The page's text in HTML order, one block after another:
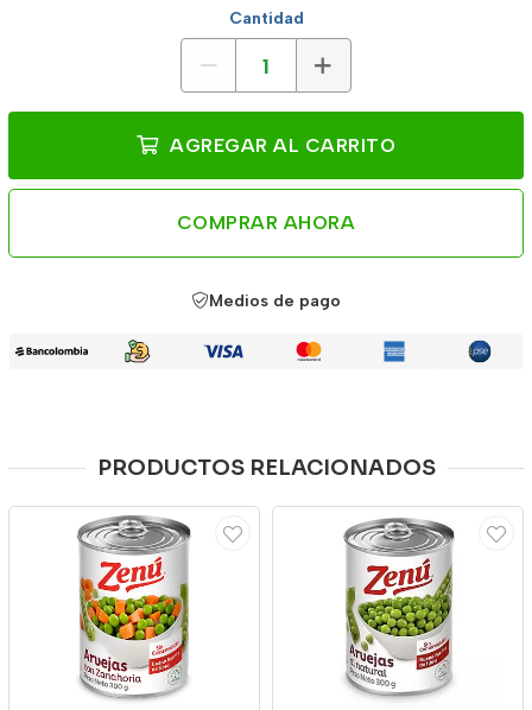
Cantidad
AGREGAR AL CARRITO
COMPRAR AHORA
Medios de pago
PRODUCTOS RELACIONADOS